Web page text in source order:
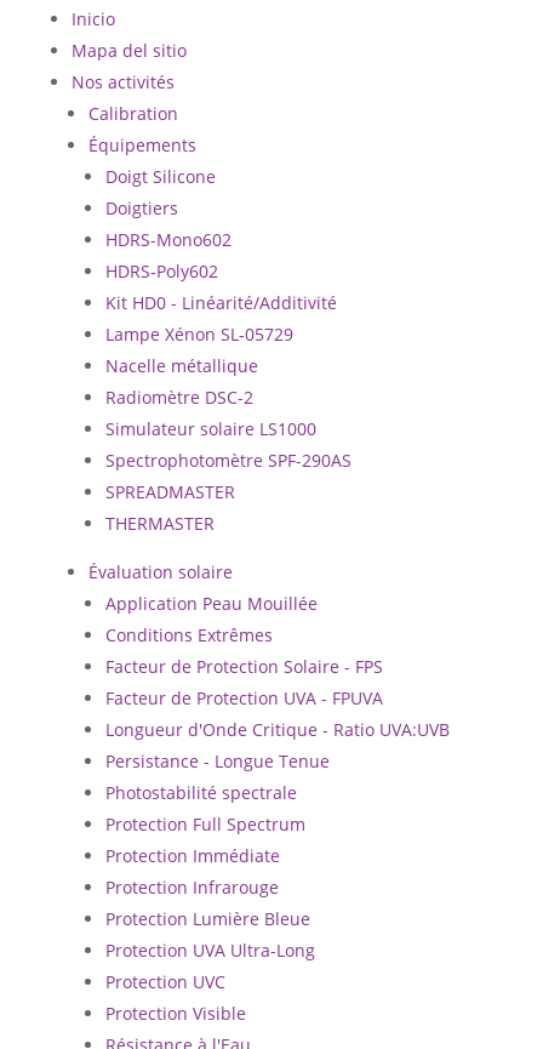
Inicio
Mapa del sitio
Nos activités
Calibration
Équipements
Doigt Silicone
Doigtiers
HDRS-Mono602
HDRS-Poly602
Kit HD0 - Linéarité/Additivité
Lampe Xénon SL-05729
Nacelle métallique
Radiomètre DSC-2
Simulateur solaire LS1000
Spectrophotomètre SPF-290AS
SPREADMASTER
THERMASTER
Évaluation solaire
Application Peau Mouillée
Conditions Extrêmes
Facteur de Protection Solaire - FPS
Facteur de Protection UVA - FPUVA
Longueur d'Onde Critique - Ratio UVA:UVB
Persistance - Longue Tenue
Photostabilité spectrale
Protection Full Spectrum
Protection Immédiate
Protection Infrarouge
Protection Lumière Bleue
Protection UVA Ultra-Long
Protection UVC
Protection Visible